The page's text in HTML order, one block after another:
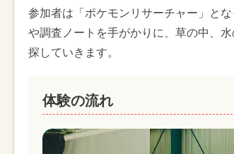
参加者は「ポケモンリサーチャー」と
や調査ノートを手がかりに、草の中、
探していきます。
体験の流れ